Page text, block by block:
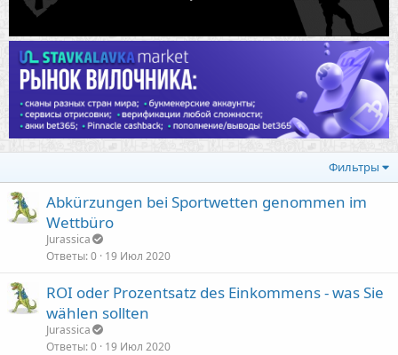
Фильтры
Abkürzungen bei Sportwetten genommen im
Wettbüro
Jurassica
Ответы 0 19 Июл 2020
ROI oder Prozentsatz des Einkommens - was Sie
wählen sollten
Jurassica
Ответы 0 19 Июл 2020